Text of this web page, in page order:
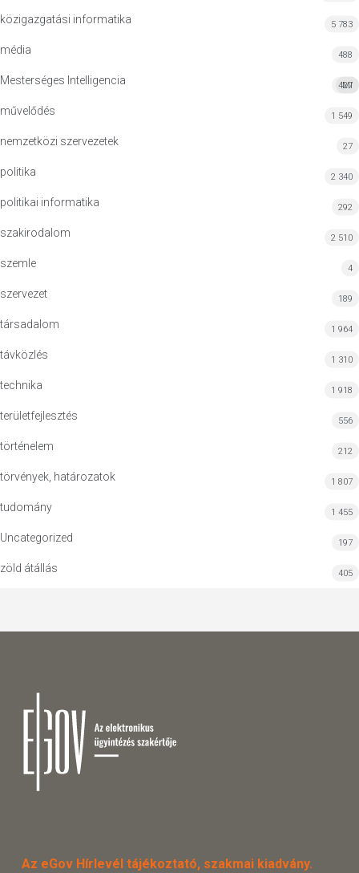
közigazgatási informatika 5 783
média 488
Mesterséges Intelligencia MI
427
művelődés 1 549
nemzetközi szervezetek 27
politika 2 340
politikai informatika 292
szakirodalom 2 510
szemle 4
szervezet 189
társadalom 1 964
távközlés 1 310
technika 1 918
területfejlesztés 556
történelem 212
törvények, határozatok 1 807
tudomány 1 455
Uncategorized 197
zöld átállás 405
Az eGov Hírlevél tájékoztató, szakmai kiadvány.